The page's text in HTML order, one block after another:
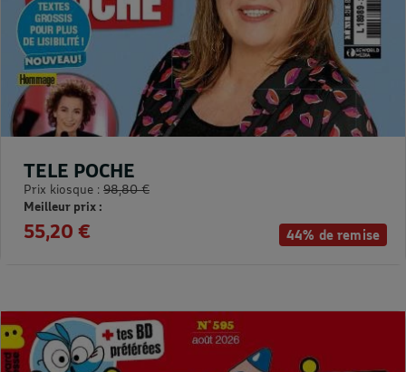
44% de remise
TELE POCHE
Prix kiosque : 98,80 €
Meilleur prix :
55,20 €